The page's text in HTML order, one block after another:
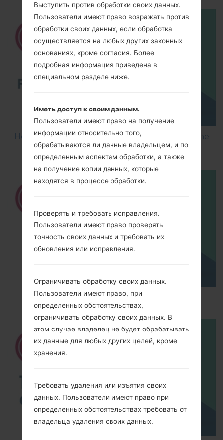
How to Flash Stock Firmware on LG Smartphone
using LG UP?
How to Hard Reset on LG L Fino Dual D295?
Выступить против обработки своих данных.
Пользователи имеют право возражать против
обработки своих данных, если обработка
осуществляется на любых других законных
основаниях, кроме согласия. Более
подробная информация приведена в
специальном разделе ниже.
Иметь доступ к своим данным.
Пользователи имеют право на получение
информации относительно того,
обрабатываются ли данные владельцем, и по
определенным аспектам обработки, а также
на получение копии данных, которые
находятся в процессе обработки.
Проверять и требовать исправления.
Пользователи имеют право проверять
точность своих данных и требовать их
обновления или исправления.
Ограничивать обработку своих данных.
Пользователи имеют право, при
определенных обстоятельствах,
ограничивать обработку своих данных. В
этом случае владелец не будет обрабатывать
их данные для любых других целей, кроме
хранения.
Требовать удаления или изъятия своих
данных. Пользователи имеют право при
определенных обстоятельствах требовать от
владельца удаления своих данных.